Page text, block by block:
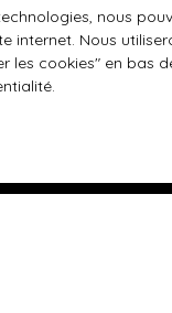
Informations
Nos honoraires
Mentions légales
nous
Nous
cookies″ en bas
.